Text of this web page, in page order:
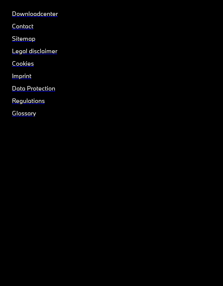
Downloadcenter
Contact
Sitemap
Legal disclaimer
Cookies
Imprint
Data Protection
Regulations
Glossary